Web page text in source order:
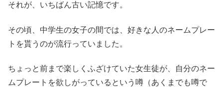
それが、いちばん古い記憶です。
その頃、中学生の女子の間では、好きな人のネームプレー
トを貰うのが流行っていました。
ちょっと前まで楽しくふざけていた女生徒が、自分のネー
ムプレートを欲しがっているという噂（あくまでも噂で